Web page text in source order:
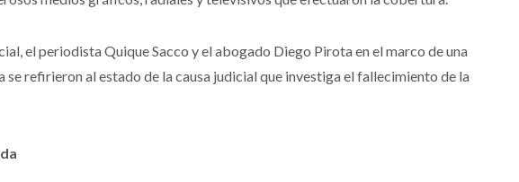
el periodista Quique Sacco y el abogado Diego Pirota en el marco de una
se refirieron al estado de la causa judicial que investiga el fallecimiento de la